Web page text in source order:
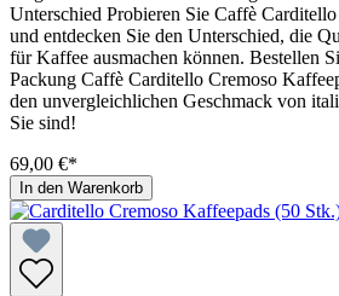
Unterschied Probieren Sie Caffè
und entdecken Sie den Unterschied, die
für Kaffee ausmachen können. Bestellen
Packung Caffè Carditello Cremoso
den unvergleichlichen Geschmack von
Sie sind!
69,00 €*
In den Warenkorb